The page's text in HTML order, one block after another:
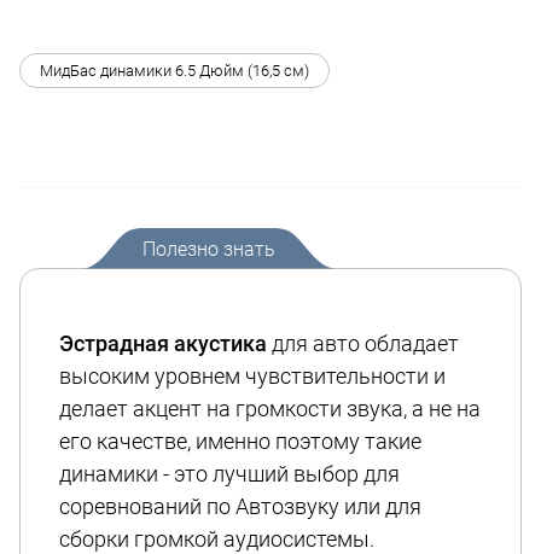
МидБас динамики 6.5 Дюйм (16,5 см)
Полезно знать
Эстрадная акустика для авто обладает
высоким уровнем чувствительности и
делает акцент на громкости звука, а не на
его качестве, именно поэтому такие
динамики - это лучший выбор для
соревнований по Автозвуку или для
сборки громкой аудиосистемы.